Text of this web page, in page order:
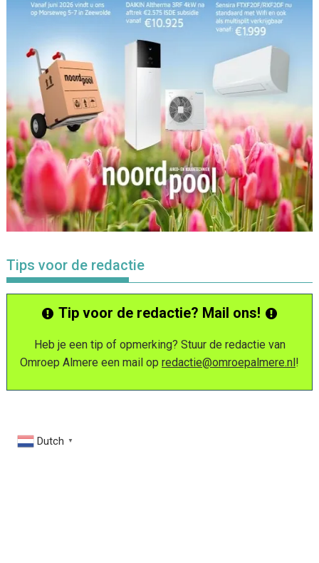
Tips voor de redactie
Tip voor de redactie? Mail ons!
Heb je een tip of opmerking? Stuur de redactie van
Omroep Almere een mail op redactie@omroepalmere.nl!
Dutch ▼